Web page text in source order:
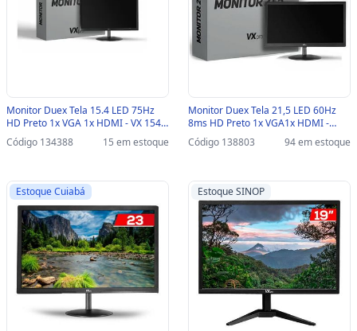
Monitor Duex Tela 15.4 LED 75Hz
HD Preto 1x VGA 1x HDMI - VX 154Z
Pro / VX154G Pro VX156X - VX154Z
PRO
Código 134388 15 em estoque
Monitor Duex Tela 21,5 LED 60Hz
8ms HD Preto 1x VGA1x HDMI -
VX215X PRO - VX215X PRO
Código 138803 94 em estoque
Estoque Cuiabá Estoque SINOP